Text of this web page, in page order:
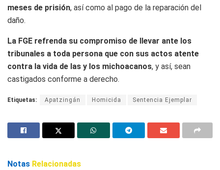
meses de prisión, así como al pago de la reparación del
daño.
La FGE refrenda su compromiso de llevar ante los
tribunales a toda persona que con sus actos atente
contra la vida de las y los michoacanos, y así, sean
castigados conforme a derecho.
Etiquetas: Apatzingán Homicida Sentencia Ejemplar
Notas Relacionadas